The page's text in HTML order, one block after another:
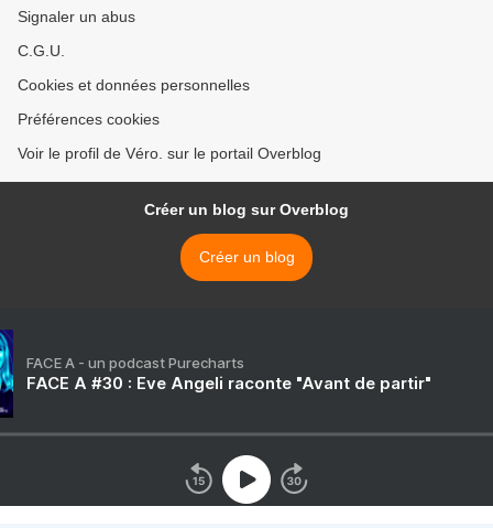
Signaler un abus
C.G.U.
Cookies et données personnelles
Préférences cookies
Voir le profil de Véro. sur le portail Overblog
Créer un blog sur Overblog
Créer un blog
FACE A - un podcast Purecharts
FACE A #30 : Eve Angeli raconte "Avant de partir"